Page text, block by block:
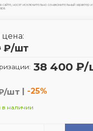
носят исключительно ознакомительный характер
цена:
₽/шт
38 400
шт -25%
в наличии